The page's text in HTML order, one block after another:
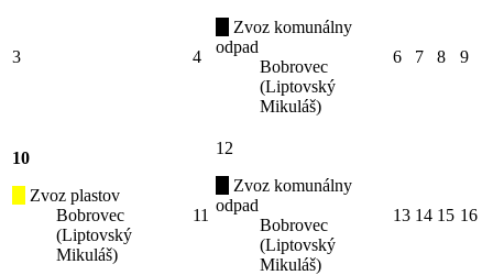
3 4
Zvoz komunálny
odpad
Bobrovec
(Liptovský
Mikuláš)
6 7 8 9
10
Zvoz plastov
Bobrovec
(Liptovský
Mikuláš)
11
12
Zvoz komunálny
odpad
Bobrovec
(Liptovský
Mikuláš)
13 14 15 16